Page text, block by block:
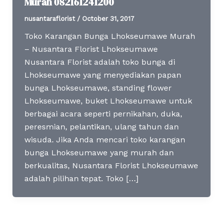
nusantaraflorist / October 31, 2017
Toko Karangan Bunga Lhokseumawe Murah
– Nusantara Florist Lhokseumawe
Nusantara Florist adalah toko bunga di
Lhokseumawe yang menyediakan papan
bunga Lhokseumawe, standing flower
Lhokseumawe, buket Lhokseumawe untuk
berbagai acara seperti pernikahan, duka,
peresmian, pelantikan, ulang tahun dan
wisuda. Jika Anda mencari toko karangan
bunga Lhokseumawe yang murah dan
berkualitas, Nusantara Florist Lhokseumawe
adalah pilihan tepat. Toko […]